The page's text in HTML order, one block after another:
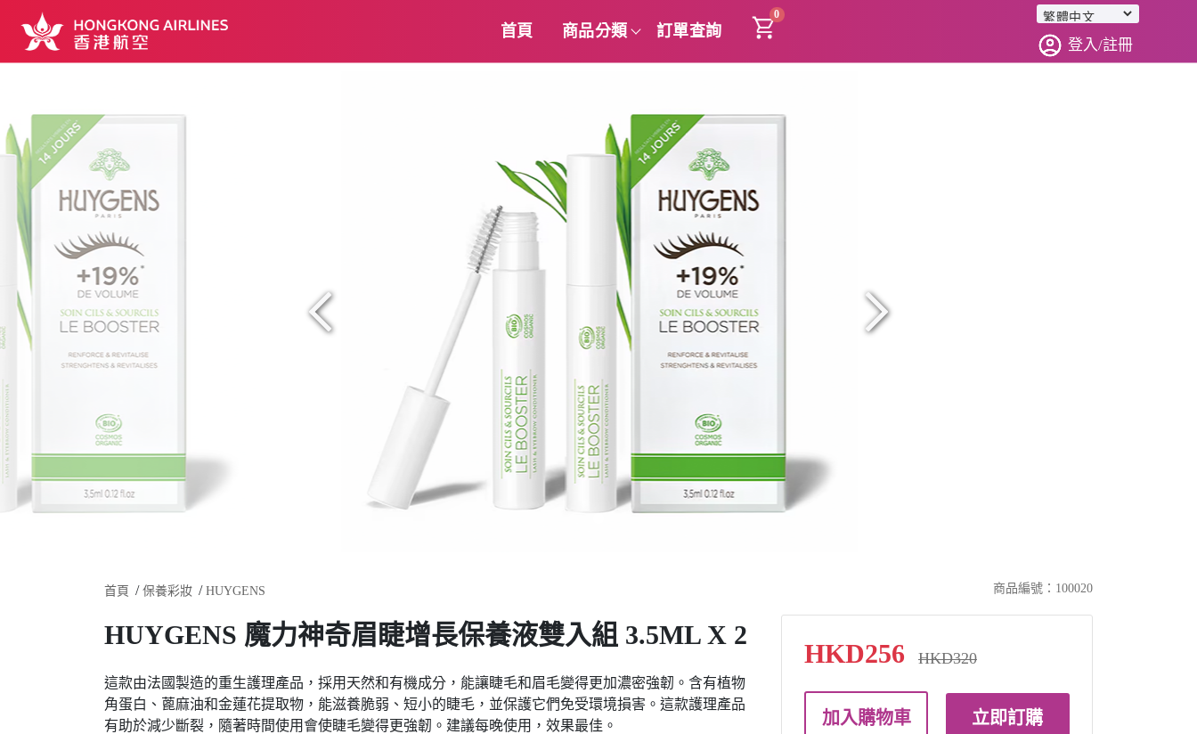
首頁 商品分類 訂單查詢
0
登入/註冊
首頁 保養彩妝 HUYGENS 商品編號：100020
HUYGENS 魔力神奇眉睫增長保養液雙入組 3.5ML X 2
這款由法國製造的重生護理產品，採用天然和有機成分，能讓睫毛和眉毛變得更加濃密強韌。含有植物
角蛋白、蓖麻油和金蓮花提取物，能滋養脆弱、短小的睫毛，並保護它們免受環境損害。這款護理產品
有助於減少斷裂，隨著時間使用會使睫毛變得更強韌。建議每晚使用，效果最佳。
HKD256 HKD320
加入購物車 立即訂購